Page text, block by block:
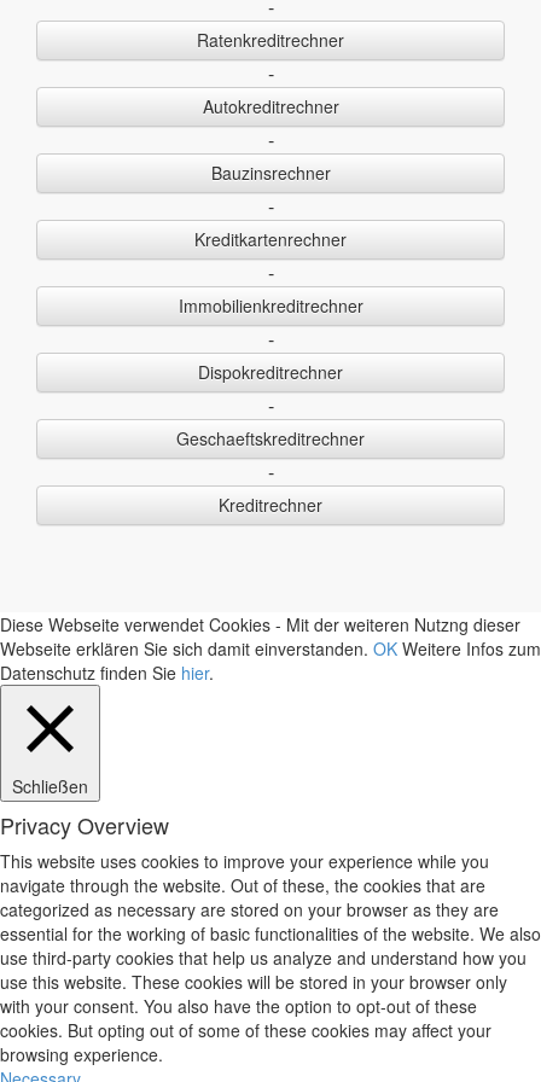
-
Ratenkreditrechner
-
Autokreditrechner
-
Bauzinsrechner
-
Kreditkartenrechner
-
Immobilienkreditrechner
-
Dispokreditrechner
-
Geschaeftskreditrechner
-
Kreditrechner
Diese Webseite verwendet Cookies - Mit der weiteren Nutzng dieser
Webseite erklären Sie sich damit einverstanden. OK Weitere Infos zum
Datenschutz finden Sie hier.
Schließen
Privacy Overview
This website uses cookies to improve your experience while you
navigate through the website. Out of these, the cookies that are
categorized as necessary are stored on your browser as they are
essential for the working of basic functionalities of the website. We also
use third-party cookies that help us analyze and understand how you
use this website. These cookies will be stored in your browser only
with your consent. You also have the option to opt-out of these
cookies. But opting out of some of these cookies may affect your
browsing experience.